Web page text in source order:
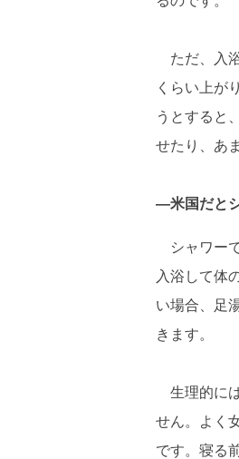
ただ、入
くらい上が
うとすると
せたり、あ
―米国だと
シャワー
入浴して体
い場合、足
きます。
生理的に
せん。よく
です。寝る